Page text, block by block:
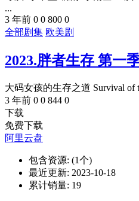
...
3 年前 0 0 800 0
全部剧集 欧美剧
2023.胖者生存 第一
大码女孩的生存之道 Survival of
3 年前 0 0 844 0
下载
免费下载
阿里云盘
包含资源: (1个)
最近更新: 2023-10-18
累计销量: 19